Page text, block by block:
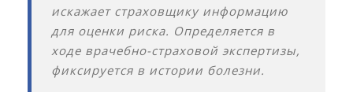
искажает страховщику информацию
для оценки риска. Определяется в
ходе врачебно-страховой экспертизы,
фиксируется в истории болезни.